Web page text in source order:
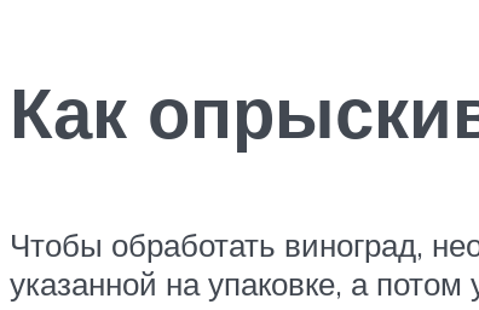
Как
Чтобы обработать виноград,
указанной на упаковке, а